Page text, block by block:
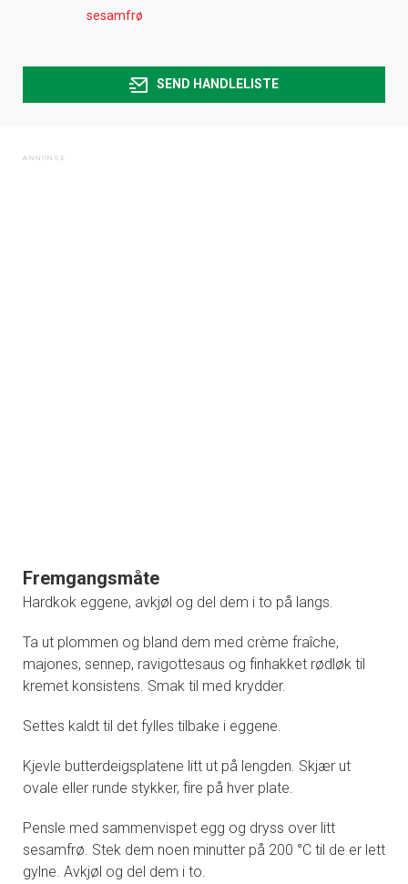
sesamfrø
SEND HANDLELISTE
Fremgangsmåte
Hardkok eggene, avkjøl og del dem i to på langs.
Ta ut plommen og bland dem med crème fraîche,
majones, sennep, ravigottesaus og finhakket rødløk til
kremet konsistens. Smak til med krydder.
Settes kaldt til det fylles tilbake i eggene.
Kjevle butterdeigsplatene litt ut på lengden. Skjær ut
ovale eller runde stykker, fire på hver plate.
Pensle med sammenvispet egg og dryss over litt
sesamfrø. Stek dem noen minutter på 200 °C til de er lett
gylne. Avkjøl og del dem i to.